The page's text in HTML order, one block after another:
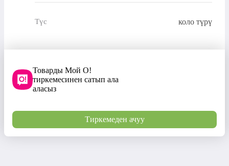
Түс коло түрү
Товарды Мой О!
тиркемесинен сатып ала
аласыз
Тиркемеден ачуу